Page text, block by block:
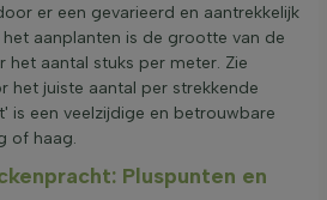
er een gevarieerd en aantrekkelijk
aanplanten is de grootte van de
het aantal stuks per meter. Zie
het juiste aantal per strekkende
is een veelzijdige en betrouwbare
of haag.
Pluspunten en